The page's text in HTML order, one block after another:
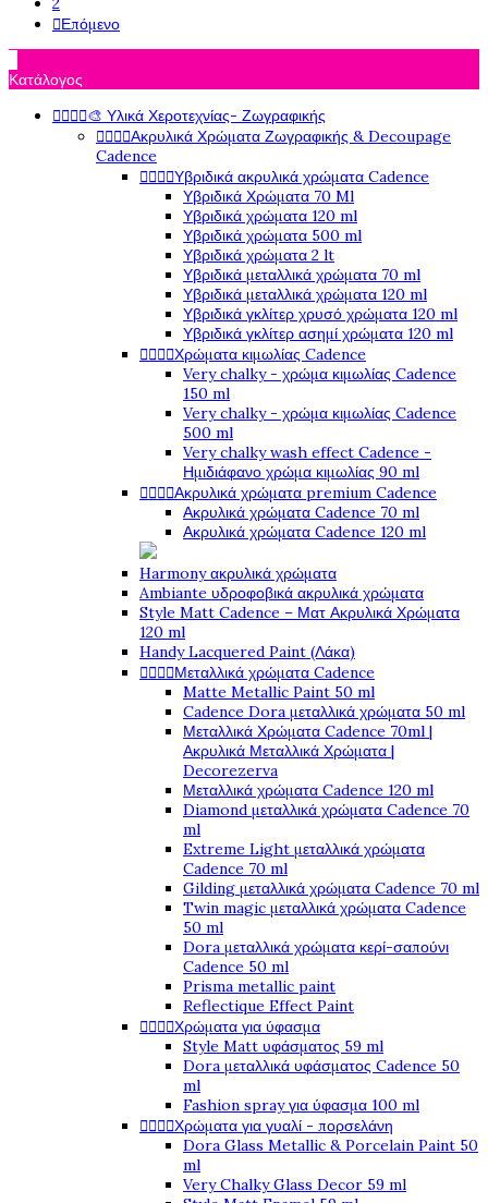
Επόμενο
Κατάλογος
🎨 Υλικά Χεροτεχνίας- Ζωγραφικής
Ακρυλικά Χρώματα Ζωγραφικής & Decoupage
Cadence
Υβριδικά ακρυλικά χρώματα Cadence
Υβριδικά Χρώματα 70 Ml
Υβριδικά χρώματα 120 ml
Υβριδικά χρώματα 500 ml
Υβριδικά χρώματα 2 lt
Υβριδικά μεταλλικά χρώματα 70 ml
Υβριδικά μεταλλικά χρώματα 120 ml
Υβριδικά γκλίτερ χρυσό χρώματα 120 ml
Υβριδικά γκλίτερ ασημί χρώματα 120 ml
Χρώματα κιμωλίας Cadence
Very chalky - χρώμα κιμωλίας Cadence
150 ml
Very chalky - χρώμα κιμωλίας Cadence
500 ml
Very chalky wash effect Cadence -
Ημιδιάφανο χρώμα κιμωλίας 90 ml
Ακρυλικά χρώματα premium Cadence
Ακρυλικά χρώματα Cadence 70 ml
Ακρυλικά χρώματα Cadence 120 ml
Harmony ακρυλικά χρώματα
Ambiante υδροφοβικά ακρυλικά χρώματα
Style Matt Cadence – Ματ Ακρυλικά Χρώματα
120 ml
Handy Lacquered Paint (Λάκα)
Μεταλλικά χρώματα Cadence
Matte Metallic Paint 50 ml
Cadence Dora μεταλλικά χρώματα 50 ml
Μεταλλικά Χρώματα Cadence 70ml |
Ακρυλικά Μεταλλικά Χρώματα |
Decorezerva
Μεταλλικά χρώματα Cadence 120 ml
Diamond μεταλλικά χρώματα Cadence 70
ml
Extreme Light μεταλλικά χρώματα
Cadence 70 ml
Gilding μεταλλικά χρώματα Cadence 70 ml
Twin magic μεταλλικά χρώματα Cadence
50 ml
Dora μεταλλικά χρώματα κερί-σαπούνι
Cadence 50 ml
Prisma metallic paint
Reflectique Effect Paint
Χρώματα για ύφασμα
Style Matt υφάσματος 59 ml
Dora μεταλλικά υφάσματος Cadence 50
ml
Fashion spray για ύφασμα 100 ml
Χρώματα για γυαλί - πορσελάνη
Dora Glass Metallic & Porcelain Paint 50
ml
Very Chalky Glass Decor 59 ml